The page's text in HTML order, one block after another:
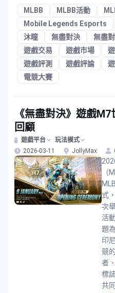
MLBB
MLBB活動
Mobile Legends Esports
沐瞳
無盡對決 無盡
遊戲交易
遊戲市場
遊戲評測
遊戲評論
電競大賽
《無盡對決》遊戲
回顧
遊戲平台
玩法模式
2026-03-11
JollyMax
（
式
次
活
題
印
競
者
標
共